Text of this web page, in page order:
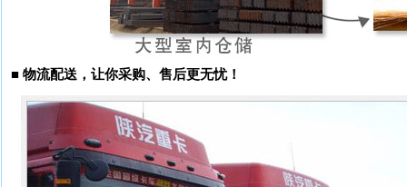
■ 物流配送，让你采购、售后更无忧！